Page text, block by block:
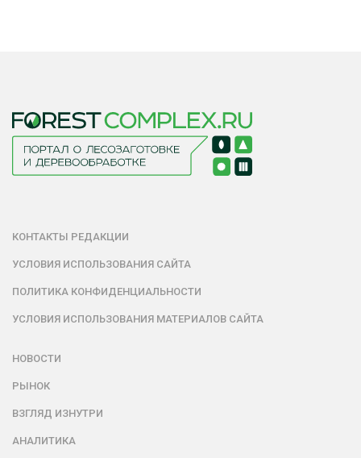
КОНТАКТЫ РЕДАКЦИИ
УСЛОВИЯ ИСПОЛЬЗОВАНИЯ САЙТА
ПОЛИТИКА КОНФИДЕНЦИАЛЬНОСТИ
УСЛОВИЯ ИСПОЛЬЗОВАНИЯ МАТЕРИАЛОВ САЙТА
НОВОСТИ
РЫНОК
ВЗГЛЯД ИЗНУТРИ
АНАЛИТИКА